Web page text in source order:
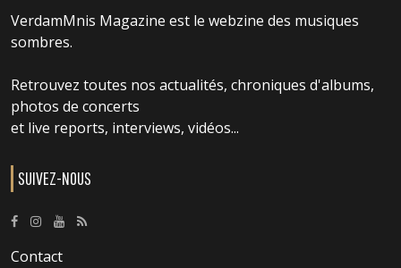
VerdamMnis Magazine est le webzine des musiques
sombres.
Retrouvez toutes nos actualités, chroniques d'albums,
photos de concerts
et live reports, interviews, vidéos...
SUIVEZ-NOUS
Contact